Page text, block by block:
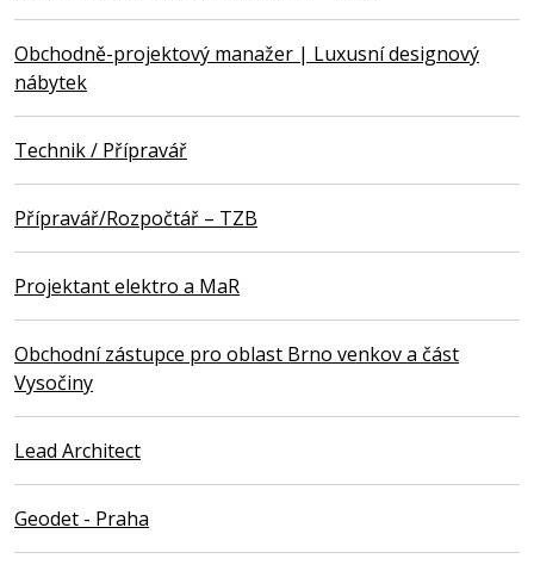
Obchodně-projektový manažer | Luxusní designový
nábytek
Technik / Přípravář
Přípravář/Rozpočtář – TZB
Projektant elektro a MaR
Obchodní zástupce pro oblast Brno venkov a část
Vysočiny
Lead Architect
Geodet - Praha